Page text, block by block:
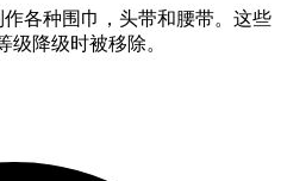
各种围巾，头带和腰带。这些
降级时被移除。